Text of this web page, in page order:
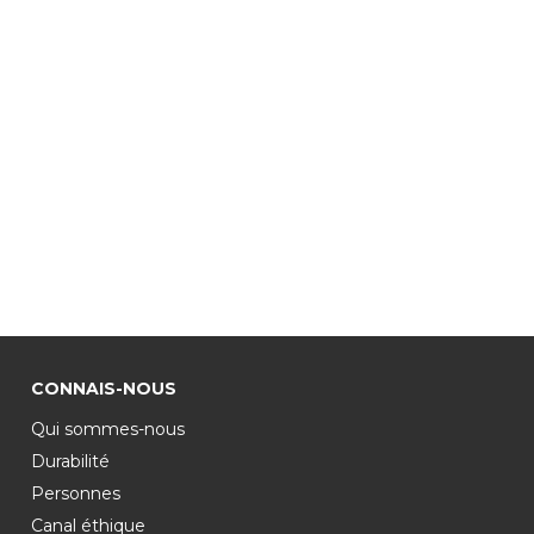
CONNAIS-NOUS
Qui sommes-nous
Durabilité
Personnes
Canal éthique